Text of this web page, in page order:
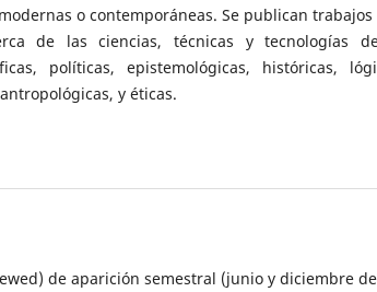
o contemporáneas. Se publican
de las ciencias, técnicas y tecnologías
políticas, epistemológicas, históricas,
y éticas.
de aparición semestral (junio y diciembre de